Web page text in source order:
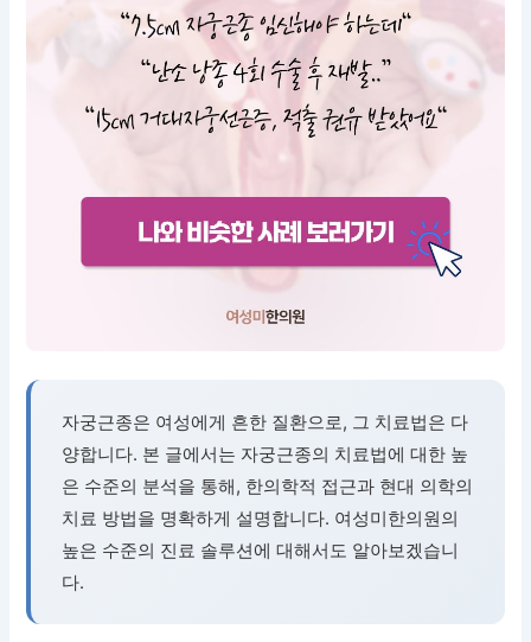
자궁근종은 여성에게 흔한 질환으로, 그 치료법은 다
양합니다. 본 글에서는 자궁근종의 치료법에 대한 높
은 수준의 분석을 통해, 한의학적 접근과 현대 의학의
치료 방법을 명확하게 설명합니다. 여성미한의원의
높은 수준의 진료 솔루션에 대해서도 알아보겠습니
다.